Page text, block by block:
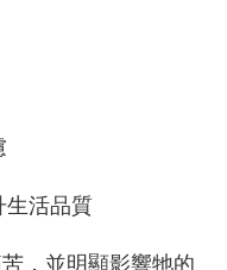
生活品質
，並明顯影響牠的